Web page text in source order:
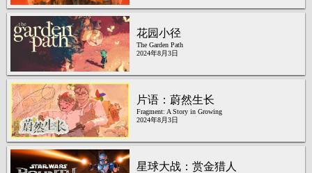
花园小径
The Garden Path
2024年8月3日
片语：蔚然生长
Fragment: A Story in Growing
2024年8月3日
星球大战：赏金猎人